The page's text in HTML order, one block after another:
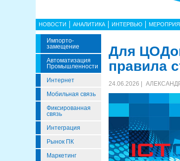
НОВОСТИ АНАЛИТИКА ИНТЕРВЬЮ
Импорто­
Замещение
Автоматизация
Промышленности
Интернет
Мобильная связь
Фиксированная
связь
Интеграция
Рынок ПК
Маркетинг
Для
правила
24.06.2026 |